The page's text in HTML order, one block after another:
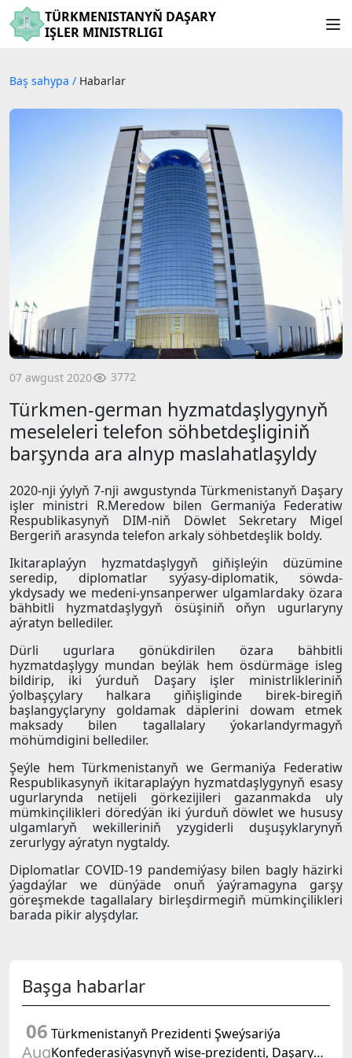
TÜRKMENISTANYŇ DAŞARY
IŞLER MINISTRLIGI
Baş sahypa / Habarlar
07 awgust 2020 3772
Türkmen-german hyzmatdaşlygynyň
meseleleri telefon söhbetdeşliginiň
barşynda ara alnyp maslahatlaşyldy
2020-nji ýylyň 7-nji awgustynda Türkmenistanyň Daşary
işler ministri R.Meredow bilen Germaniýa Federatiw
Respublikasynyň DIM-niň Döwlet Sekretary Migel
Bergeriň arasynda telefon arkaly söhbetdeşlik boldy.
Ikitaraplaýyn hyzmatdaşlygyň giňişleýin düzümine
seredip, diplomatlar syýasy-diplomatik, söwda-
ykdysady we medeni-ynsanperwer ulgamlardaky özara
bähbitli hyzmatdaşlygyň ösüşiniň oňyn ugurlaryny
aýratyn bellediler.
Dürli ugurlara gönükdirilen özara bähbitli
hyzmatdaşlygy mundan beýläk hem ösdürmäge isleg
bildirip, iki ýurduň Daşary işler ministrlikleriniň
ýolbaşçylary halkara giňişliginde birek-biregiň
başlangyçlaryny goldamak däplerini dowam etmek
maksady bilen tagallalary ýokarlandyrmagyň
möhümdigini bellediler.
Şeýle hem Türkmenistanyň we Germaniýa Federatiw
Respublikasynyň ikitaraplaýyn hyzmatdaşlygynyň esasy
ugurlarynda netijeli görkezijileri gazanmakda uly
mümkinçilikleri döredýän iki ýurduň döwlet we hususy
ulgamlaryň wekilleriniň yzygiderli duşuşyklarynyň
zerurlygy aýratyn nygtaldy.
Diplomatlar COVID-19 pandemiýasy bilen bagly häzirki
ýagdaýlar we dünýäde onuň ýaýramagyna garşy
göreşmekde tagallalary birleşdirmegiň mümkinçilikleri
barada pikir alyşdylar.
Başga habarlar
06
Aug
Türkmenistanyň Prezidenti Şweýsariýa
Konfederasiýasynyň wise-prezidenti, Daşary